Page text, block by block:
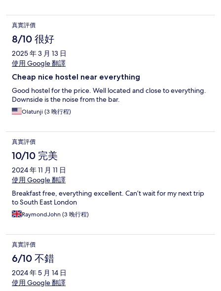
真實評價
8/10 很好
2025 年 3 月 13 日
使用 Google 翻譯
Cheap nice hostel near everything
Good hostel for the price. Well located and close to everything.
Downside is the noise from the bar.
Olatunji (3 晚行程)
真實評價
10/10 完美
2024 年 11 月 11 日
使用 Google 翻譯
Breakfast free, everything excellent. Can’t wait for my next trip
to South East London
RaymondJohn (3 晚行程)
真實評價
6/10 不錯
2024 年 5 月 14 日
使用 Google 翻譯